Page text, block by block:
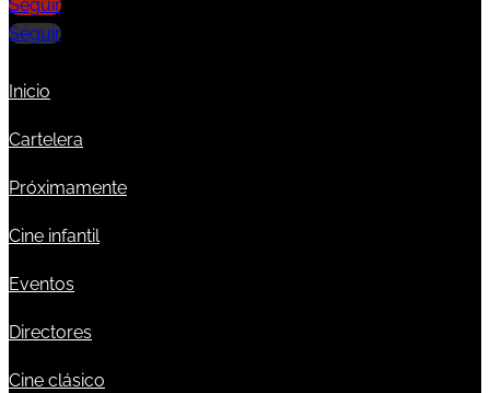
Seguir
Seguir
Inicio
Cartelera
Próximamente
Cine infantil
Eventos
Directores
Cine clásico